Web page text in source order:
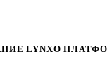
LYNXО